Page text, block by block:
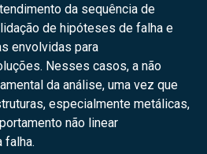
da sequência de
de hipóteses de falha e
envolvidas para
Nesses casos, a não
da análise, uma vez que
especialmente metálicas,
não linear
falha.